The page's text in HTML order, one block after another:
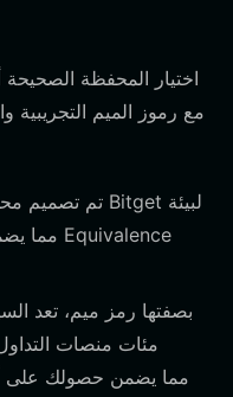
اختيار المحفظة الصحيحة
مع رموز الميم التجريبية